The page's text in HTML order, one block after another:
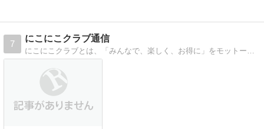
7
にこにこクラブ通信
にこにこクラブとは、「みんなで、楽しく、お得に」をモットーに株式会社ワークホームズのお客様が相互交流することができるオリジナルクラブです。